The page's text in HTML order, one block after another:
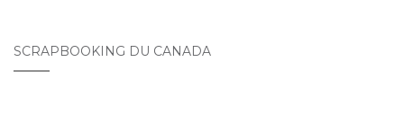
SCRAPBOOKING DU CANADA